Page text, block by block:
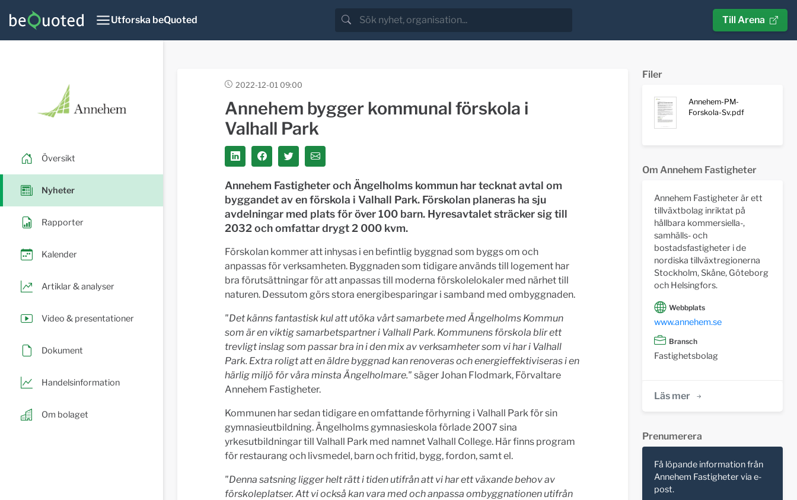
Utforska beQuoted Till Arena
Översikt
Nyheter
Rapporter
Kalender
Artiklar & analyser
Video & presentationer
Dokument
Handelsinformation
Om bolaget
2022-12-01 09:00
Annehem bygger kommunal förskola i
Valhall Park
Annehem Fastigheter och Ängelholms kommun har tecknat avtal om
byggandet av en förskola i Valhall Park. Förskolan planeras ha sju
avdelningar med plats för över 100 barn. Hyresavtalet sträcker sig till
2032 och omfattar drygt 2 000 kvm.
Förskolan kommer att inhysas i en befintlig byggnad som byggs om och
anpassas för verksamheten. Byggnaden som tidigare används till logement har
bra förutsättningar för att anpassas till moderna förskolelokaler med närhet till
naturen. Dessutom görs stora energibesparingar i samband med ombyggnaden.
"Det känns fantastisk kul att utöka vårt samarbete med Ängelholms Kommun
som är en viktig samarbetspartner i Valhall Park. Kommunens förskola blir ett
trevligt inslag som passar bra in i den mix av verksamheter som vi har i Valhall
Park. Extra roligt att en äldre byggnad kan renoveras och energieffektiviseras i en
härlig miljö för våra minsta Ängelholmare." säger Johan Flodmark, Förvaltare
Annehem Fastigheter.
Kommunen har sedan tidigare en omfattande förhyrning i Valhall Park för sin
gymnasieutbildning. Ängelholms gymnasieskola förlade 2007 sina
yrkesutbildningar till Valhall Park med namnet Valhall College. Här finns program
för restaurang och livsmedel, barn och fritid, bygg, fordon, samt el.
"Denna satsning ligger helt rätt i tiden utifrån att vi har ett växande behov av
förskoleplatser. Att vi också kan vara med och anpassa ombyggnationen utifrån
Filer
Annehem-PM-
Forskola-Sv.pdf
Om Annehem Fastigheter
Annehem Fastigheter är ett
tillväxtbolag inriktat på
hållbara kommersiella-,
samhälls- och
bostadsfastigheter i de
nordiska tillväxtregionerna
Stockholm, Skåne, Göteborg
och Helsingfors.
Webbplats
www.annehem.se
Bransch
Fastighetsbolag
Läs mer
Prenumerera
Få löpande information från
Annehem Fastigheter via e-
post.